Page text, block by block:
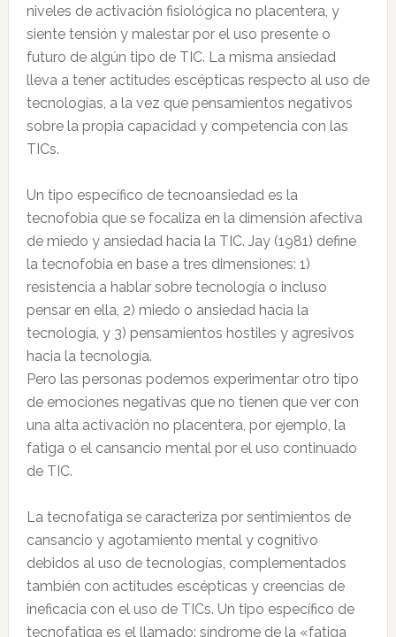
niveles de activación fisiológica no placentera, y
siente tensión y malestar por el uso presente o
futuro de algún tipo de TIC. La misma ansiedad
lleva a tener actitudes escépticas respecto al uso de
tecnologías, a la vez que pensamientos negativos
sobre la propia capacidad y competencia con las
TICs.
Un tipo específico de tecnoansiedad es la
tecnofobia que se focaliza en la dimensión afectiva
de miedo y ansiedad hacia la TIC. Jay (1981) define
la tecnofobia en base a tres dimensiones: 1)
resistencia a hablar sobre tecnología o incluso
pensar en ella, 2) miedo o ansiedad hacia la
tecnología, y 3) pensamientos hostiles y agresivos
hacia la tecnología.
Pero las personas podemos experimentar otro tipo
de emociones negativas que no tienen que ver con
una alta activación no placentera, por ejemplo, la
fatiga o el cansancio mental por el uso continuado
de TIC.
La tecnofatiga se caracteriza por sentimientos de
cansancio y agotamiento mental y cognitivo
debidos al uso de tecnologías, complementados
también con actitudes escépticas y creencias de
ineficacia con el uso de TICs. Un tipo específico de
tecnofatiga es el llamado: síndrome de la «fatiga